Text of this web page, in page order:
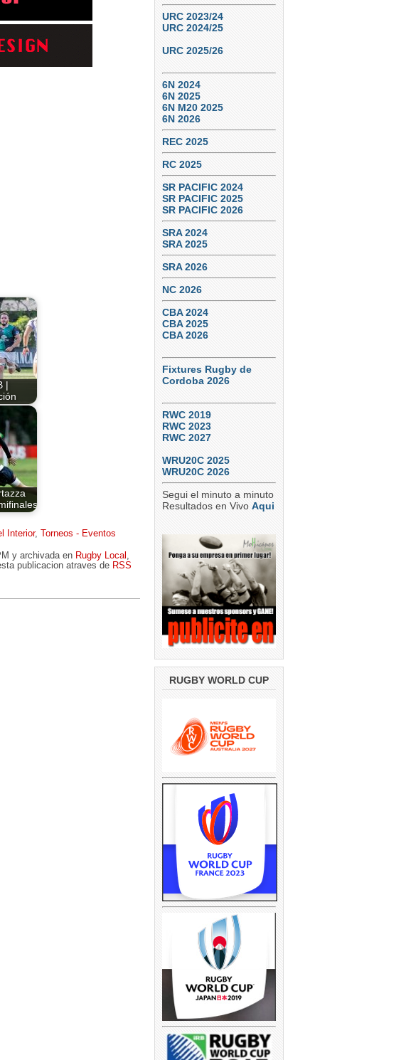
Interior, Torneos - Eventos
y archivada en Rugby Local ,
publicacion atraves de RSS
URC 2023/24
URC 2024/25
URC 2025/26
6N 2024
6N 2025
6N M20 2025
6N 2026
REC 2025
RC 2025
SR PACIFIC 2024
SR PACIFIC 2025
SR PACIFIC 2026
SRA 2024
SRA 2025
SRA 2026
NC 2026
CBA 2024
CBA 2025
CBA 2026
Fixtures Rugby de
Cordoba 2026
RWC 2019
RWC 2023
RWC 2027
WRU20C 2025
WRU20C 2026
Segui el minuto a minuto
Resultados en Vivo Aqui
RUGBY WORLD CUP